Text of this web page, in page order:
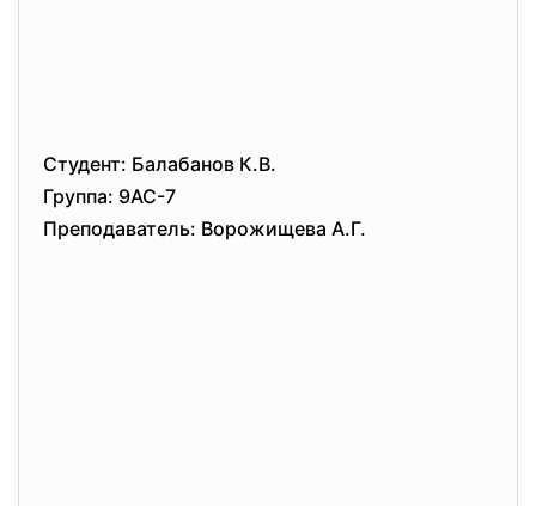
Студент: Балабанов К.В.
Группа: 9АС-7
Преподаватель: Ворожищева А.Г.